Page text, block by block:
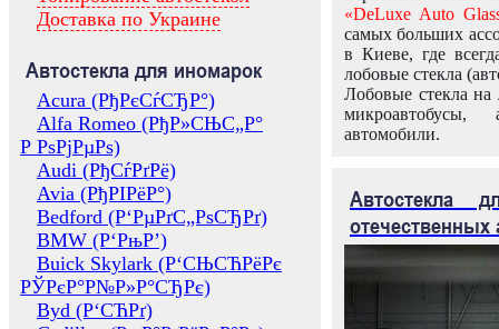
Доставка по Украине
Автостекла для иномарок
Acura (РђРєСѓСЂР°)
Alfa Romeo (РђР»СЊС„Р°
Р РѕРјРµРѕ)
Audi (РђСѓРґРё)
Avia (РђРІРёР°)
Bedford (Р‘РµРґС„РѕСЂРґ)
BMW (Р‘РњР’)
Buick Skylark (Р‘СЊСЋРёРє
РЎРєР°Р№Р»Р°СЂРє)
Byd (Р‘СЋРґ)
«DeLuxe Auto
самых больших
в Киеве, где
лобовые стекла
Лобовые стекла на
микроавтобусы,
автомобили.
Автостекла
отечественных